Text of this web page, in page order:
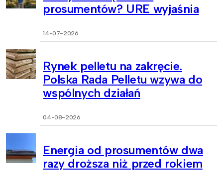
prosumentów? URE wyjaśnia
14-07-2026
Rynek pelletu na zakręcie.
Polska Rada Pelletu wzywa do
wspólnych działań
04-08-2026
Energia od prosumentów dwa
razy droższa niż przed rokiem